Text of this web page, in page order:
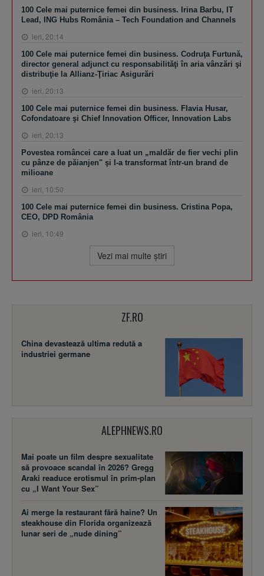
100 Cele mai puternice femei din business. Irina Barbu, IT
Lead, ING Hubs România – Tech Foundation and Channels
ieri, 20:14
100 Cele mai puternice femei din business. Codruţa Furtună,
director general adjunct cu responsabilităţi în aria vânzări şi
distribuţie la Allianz-Ţiriac Asigurări
ieri, 20:13
100 Cele mai puternice femei din business. Flavia Husar,
Cofondatoare şi Chief Innovation Officer, Innovation Labs
ieri, 20:13
Povestea româncei care a luat un „maldăr de fier vechi plin
cu pânze de păianjen" şi l-a transformat într-un brand de
milioane
ieri, 10:50
100 Cele mai puternice femei din business. Cristina Popa,
CEO, DPD România
ieri, 10:49
Vezi mai multe ştiri
ZF.RO
China devastează ultima redută a
industriei germane
ALEPHNEWS.RO
Mai poate un film despre sexualitate
să provoace scandal în 2026? Gregg
Araki readuce erotismul în prim-plan
cu „I Want Your Sex”
Ai merge la restaurant fără haine? Un
steakhouse din Florida organizează
lunar seri de „nude dining”